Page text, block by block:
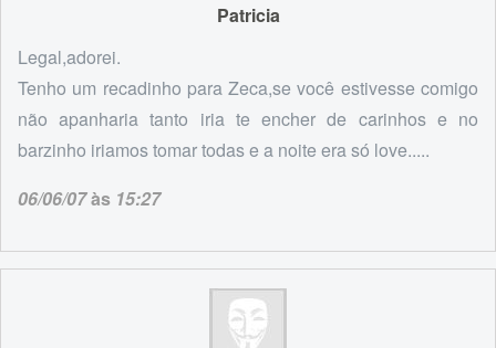
Patricia
Legal,adorei.
Tenho um recadinho para Zeca,se você estivesse comigo
não apanharia tanto iria te encher de carinhos e no
barzinho iriamos tomar todas e a noite era só love.....
06/06/07às 15:27